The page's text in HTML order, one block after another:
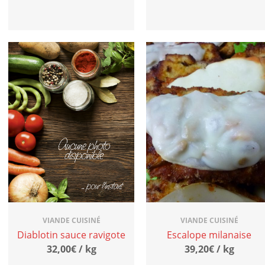
VIANDE CUISINÉ
Diablotin sauce ravigote
32,00€ / kg
VIANDE CUISINÉ
Escalope milanaise
39,20€ / kg